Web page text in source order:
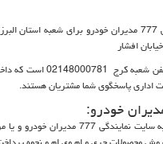
آدرس نمایندگی 777 مدیران خودرو برای شعبه
افشار
خودرو:
شما با مراجعه به سایت نمایندگی